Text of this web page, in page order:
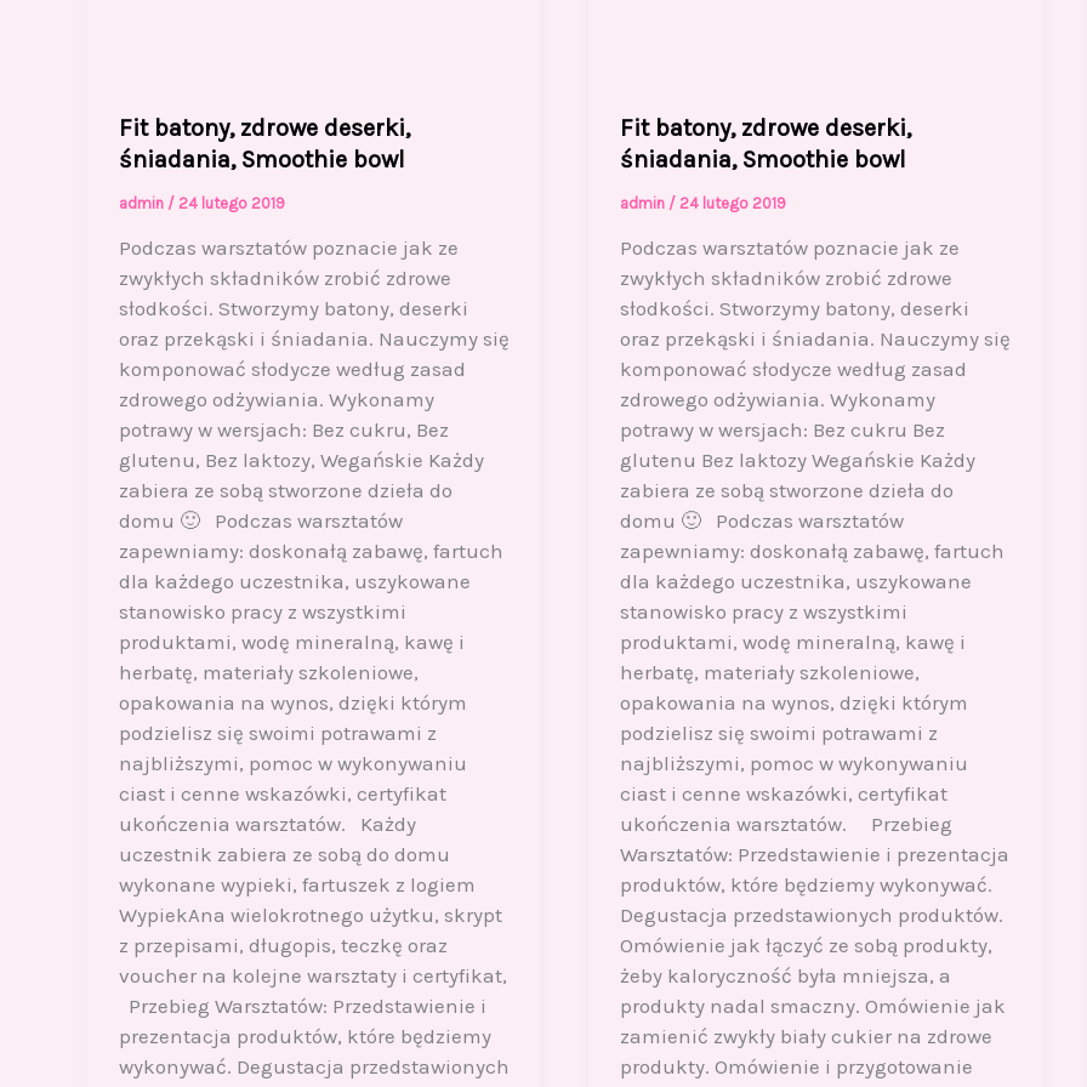
Fit batony, zdrowe deserki,
śniadania, Smoothie bowl
admin / 24 lutego 2019
Podczas warsztatów poznacie jak ze
zwykłych składników zrobić zdrowe
słodkości. Stworzymy batony, deserki
oraz przekąski i śniadania. Nauczymy się
komponować słodycze według zasad
zdrowego odżywiania. Wykonamy
potrawy w wersjach: Bez cukru, Bez
glutenu, Bez laktozy, Wegańskie Każdy
zabiera ze sobą stworzone dzieła do
domu 🙂 Podczas warsztatów
zapewniamy: doskonałą zabawę, fartuch
dla każdego uczestnika, uszykowane
stanowisko pracy z wszystkimi
produktami, wodę mineralną, kawę i
herbatę, materiały szkoleniowe,
opakowania na wynos, dzięki którym
podzielisz się swoimi potrawami z
najbliższymi, pomoc w wykonywaniu
ciast i cenne wskazówki, certyfikat
ukończenia warsztatów. Każdy
uczestnik zabiera ze sobą do domu
wykonane wypieki, fartuszek z logiem
WypiekAna wielokrotnego użytku, skrypt
z przepisami, długopis, teczkę oraz
voucher na kolejne warsztaty i certyfikat,
Przebieg Warsztatów: Przedstawienie i
prezentacja produktów, które będziemy
wykonywać. Degustacja przedstawionych
Fit batony, zdrowe deserki,
śniadania, Smoothie bowl
admin / 24 lutego 2019
Podczas warsztatów poznacie jak ze
zwykłych składników zrobić zdrowe
słodkości. Stworzymy batony, deserki
oraz przekąski i śniadania. Nauczymy się
komponować słodycze według zasad
zdrowego odżywiania. Wykonamy
potrawy w wersjach: Bez cukru Bez
glutenu Bez laktozy Wegańskie Każdy
zabiera ze sobą stworzone dzieła do
domu 🙂 Podczas warsztatów
zapewniamy: doskonałą zabawę, fartuch
dla każdego uczestnika, uszykowane
stanowisko pracy z wszystkimi
produktami, wodę mineralną, kawę i
herbatę, materiały szkoleniowe,
opakowania na wynos, dzięki którym
podzielisz się swoimi potrawami z
najbliższymi, pomoc w wykonywaniu
ciast i cenne wskazówki, certyfikat
ukończenia warsztatów. Przebieg
Warsztatów: Przedstawienie i prezentacja
produktów, które będziemy wykonywać.
Degustacja przedstawionych produktów.
Omówienie jak łączyć ze sobą produkty,
żeby kaloryczność była mniejsza, a
produkty nadal smaczny. Omówienie jak
zamienić zwykły biały cukier na zdrowe
produkty. Omówienie i przygotowanie